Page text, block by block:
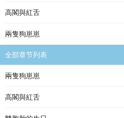
高閣與紅舌
兩隻狗崽崽
全部章节列表
兩隻狗崽崽
高閣與紅舌